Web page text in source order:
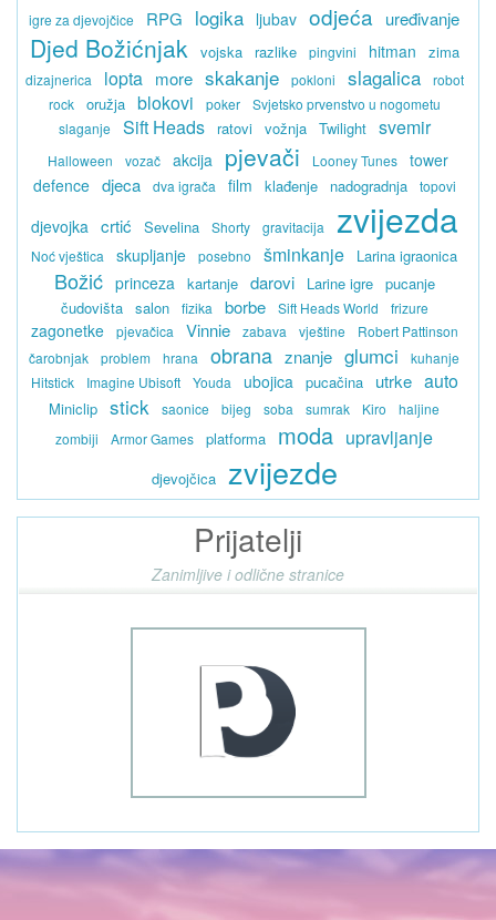
igre za djevojčice RPG logika ljubav odjeća uređivanje
Djed Božićnjak vojska razlike pingvini hitman zima
dizajnerica lopta more skakanje pokloni slagalica
robot
rock
oružja blokovi poker
Svjetsko prvenstvo u nogometu
slaganje
Sift Heads ratovi vožnja Twilight svemir
Halloween vozač akcija pjevači Looney Tunes
tower
defence djeca dva igrača film klađenje nadogradnja topovi
djevojka crtić Sevelina Shorty gravitacija zvijezda
Noć vještica skupljanje posebno šminkanje Larina igraonica
Božić princeza kartanje darovi Larine igre
pucanje
čudovišta
salon fizika borbe Sift Heads World frizure
zagonetke pjevačica Vinnie zabava vještine
Robert Pattinson
čarobnjak
problem hrana obrana znanje glumci
kuhanje
Hitstick
Imagine Ubisoft Youda ubojica pucačina utrke auto
Miniclip stick saonice bijeg soba sumrak Kiro
haljine
zombiji
Armor Games platforma moda upravljanje
djevojčica zvijezde
Prijatelji
Zanimljive i odlične stranice